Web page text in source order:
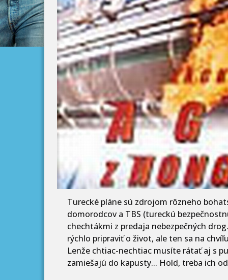
Turecké pláne sú zdrojom rôzneho
domorodcov a TBS (tureckú
chechtákmi z predaja nebezpečných
rýchlo pripraviť o život, ale ten sa na
Lenže chtiac-nechtiac musíte rátať aj s
zamiešajú do kapusty... Hold, treba ich